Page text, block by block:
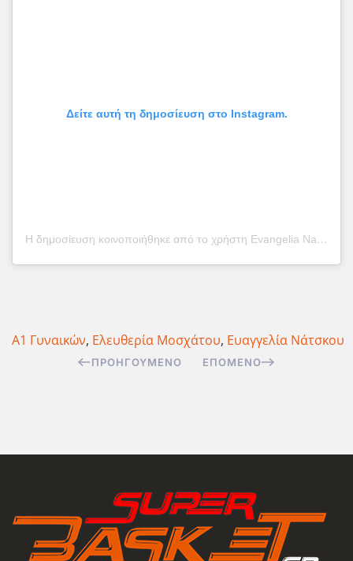
Δείτε αυτή τη δημοσίευση στο Instagram.
Η δημοσίευση κοινοποιήθηκε από το χρήστη Evangelia Natskou (@natskouevangelia)
Α1 Γυναικών, Ελευθερία Μοσχάτου, Ευαγγελία Νάτσκου
ΠΡΟΗΓΟΎΜΕΝΟ ΕΠΌΜΕΝΟ